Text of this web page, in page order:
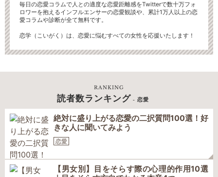
毎日の恋愛コラムで人との適度な恋愛距離感をTwitterで数十万フォ
ロワーを抱えるインフルエンサーの恋愛観談や、累計1万人以上の恋
愛コラムや診断が全て無料です。
恋学（こいがく）は、恋愛に悩むすべての女性を応援いたします！
RANKING
読者数ランキング - 恋愛
絶対に盛り上がる恋愛の二択質問100選！好
きな人に聞いてみよう
恋愛
【男女別】目をそらす際の心理的作用10選